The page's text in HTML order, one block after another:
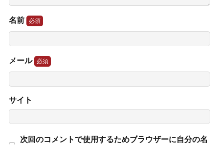
名前
メール
サイト
次回のコメントで使用するためブラウザーに自分の名